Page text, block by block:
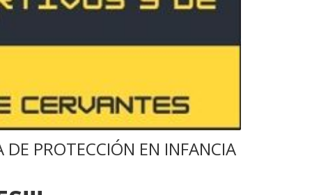
PROTECCIÓN EN INFANCIA